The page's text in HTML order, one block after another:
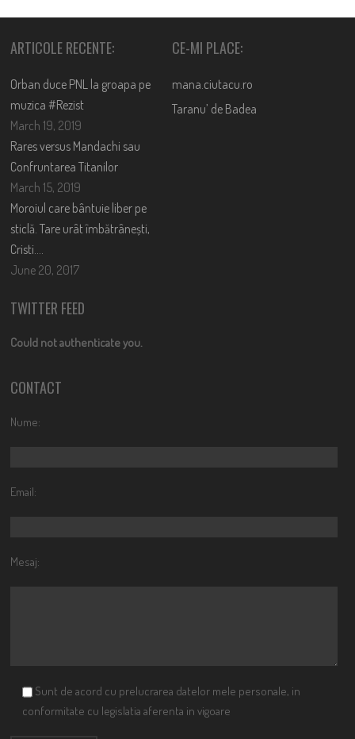
ARTICOLE RECENTE:
Orban duce PNL la groapa pe
muzica #Rezist
March 19, 2019
Rares versus Mandachi sau
Confruntarea Titanilor
March 15, 2019
Moroiul care bântuie liber pe
sticlă. Tare urât îmbătrânești,
Cristi….
June 20, 2017
CE-MI PLACE:
mana.ciutacu.ro
Taranu’ de Badea
TWITTER FEED
Could not authenticate you.
CONTACT
Nume:
Email:
Mesaj:
Sunt de acord cu prelucrarea datelor mele personale, in
conformitate cu legislatia aferenta in vigoare